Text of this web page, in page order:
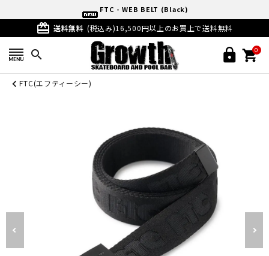
FTC - WEB BELT (Black)
card_giftcard 送料無料 (税込み)16,500円以上のお買上で送料無料
search 0
FTC(エフティーシー)